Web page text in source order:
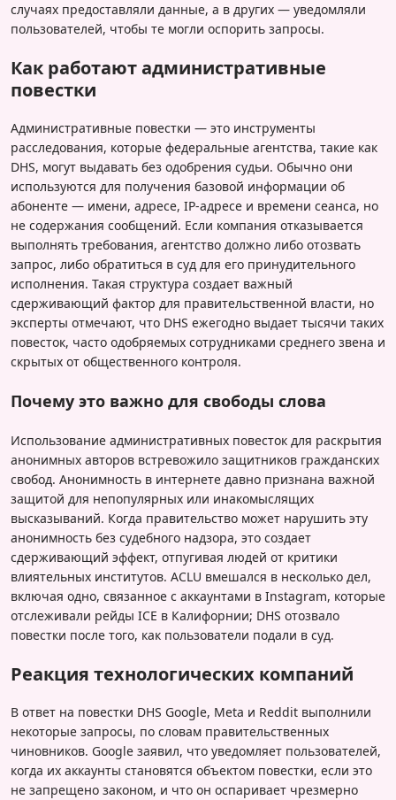
случаях предоставляли данные, а в других — уведомляли
пользователей, чтобы те могли оспорить запросы.
Как работают административные
повестки
Административные повестки — это инструменты
расследования, которые федеральные агентства, такие как
DHS, могут выдавать без одобрения судьи. Обычно они
используются для получения базовой информации об
абоненте — имени, адресе, IP-адресе и времени сеанса, но
не содержания сообщений. Если компания отказывается
выполнять требования, агентство должно либо отозвать
запрос, либо обратиться в суд для его принудительного
исполнения. Такая структура создает важный
сдерживающий фактор для правительственной власти, но
эксперты отмечают, что DHS ежегодно выдает тысячи таких
повесток, часто одобряемых сотрудниками среднего звена и
скрытых от общественного контроля.
Почему это важно для свободы слова
Использование административных повесток для раскрытия
анонимных авторов встревожило защитников гражданских
свобод. Анонимность в интернете давно признана важной
защитой для непопулярных или инакомыслящих
высказываний. Когда правительство может нарушить эту
анонимность без судебного надзора, это создает
сдерживающий эффект, отпугивая людей от критики
влиятельных институтов. ACLU вмешался в несколько дел,
включая одно, связанное с аккаунтами в Instagram, которые
отслеживали рейды ICE в Калифорнии; DHS отозвало
повестки после того, как пользователи подали в суд.
Реакция технологических компаний
В ответ на повестки DHS Google, Meta и Reddit выполнили
некоторые запросы, по словам правительственных
чиновников. Google заявил, что уведомляет пользователей,
когда их аккаунты становятся объектом повестки, если это
не запрещено законом, и что он оспаривает чрезмерно